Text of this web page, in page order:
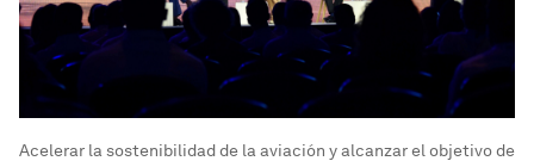
Acelerar la sostenibilidad de la aviación y alcanzar el objetivo de